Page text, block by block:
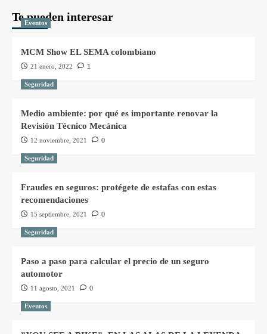
Te pueden interesar
Eventos
MCM Show EL SEMA colombiano
21 enero, 2022 1
Seguridad
Medio ambiente: por qué es importante renovar la
Revisión Técnico Mecánica
12 noviembre, 2021 0
Seguridad
Fraudes en seguros: protégete de estafas con estas
recomendaciones
15 septiembre, 2021 0
Seguridad
Paso a paso para calcular el precio de un seguro
automotor
11 agosto, 2021 0
Eventos